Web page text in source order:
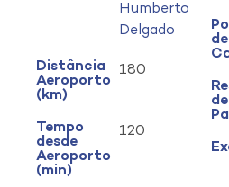
Humberto
Delgado
Distância
Aeroporto
(km)
180
Tempo
desde
Aeroporto
(min)
120
de
de